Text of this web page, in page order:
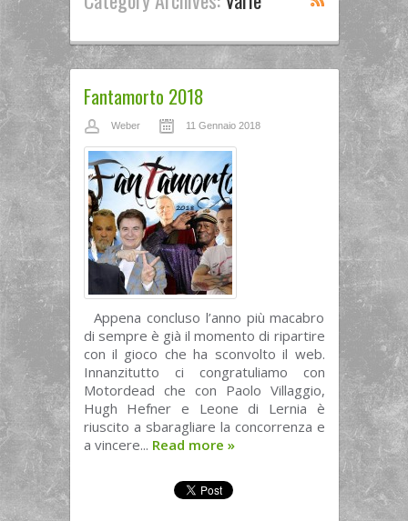
Fantamorto 2018
Weber 11 Gennaio 2018
Appena concluso l’anno più macabro
di sempre è già il momento di ripartire
con il gioco che ha sconvolto il web.
Innanzitutto ci congratuliamo con
Motordead che con Paolo Villaggio,
Hugh Hefner e Leone di Lernia è
riuscito a sbaragliare la concorrenza e
a vincere... Read more »